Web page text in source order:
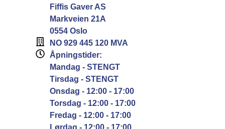
Fiffis Gaver AS
Markveien 21A
0554 Oslo
NO 929 445 120 MVA
Åpningstider:
Mandag - STENGT
Tirsdag - STENGT
Onsdag - 12:00 - 17:00
Torsdag - 12:00 - 17:00
Fredag - 12:00 - 17:00
Lørdag - 12:00 - 17:00